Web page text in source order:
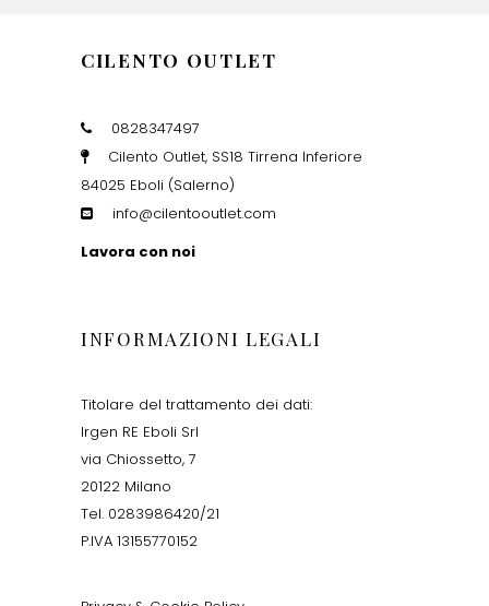
CILENTO OUTLET
0828347497
Cilento Outlet, SS18 Tirrena Inferiore
84025 Eboli (Salerno)
info@cilentooutlet.com
Lavora con noi
INFORMAZIONI LEGALI
Titolare del trattamento dei dati:
Irgen RE Eboli Srl
via Chiossetto, 7
20122 Milano
Tel. 0283986420/21
P.IVA 13155770152